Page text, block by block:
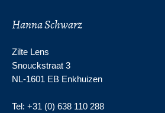
Hanna Schwarz
Zilte Lens
Snouckstraat 3
NL-1601 EB Enkhuizen
Tel: +31 (0) 638 110 288